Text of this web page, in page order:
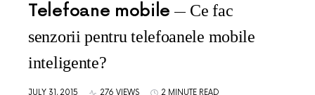
Telefoane mobile
Ce fac
senzorii pentru telefoanele mobile
inteligente?
JULY 31, 2015 276 VIEWS 2 MINUTE READ